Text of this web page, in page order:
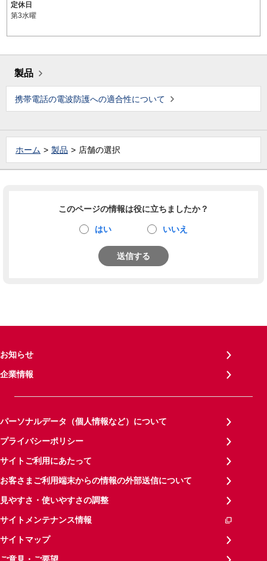
定休日
第3水曜
製品
携帯電話の電波防護への適合性について
ホーム 製品 店舗の選択
このページの情報は役に立ちましたか？
はい いいえ
送信する
お知らせ
企業情報
パーソナルデータ（個人情報など）について
プライバシーポリシー
サイトご利用にあたって
お客さまご利用端末からの情報の外部送信について
見やすさ・使いやすさの調整
サイトメンテナンス情報
サイトマップ